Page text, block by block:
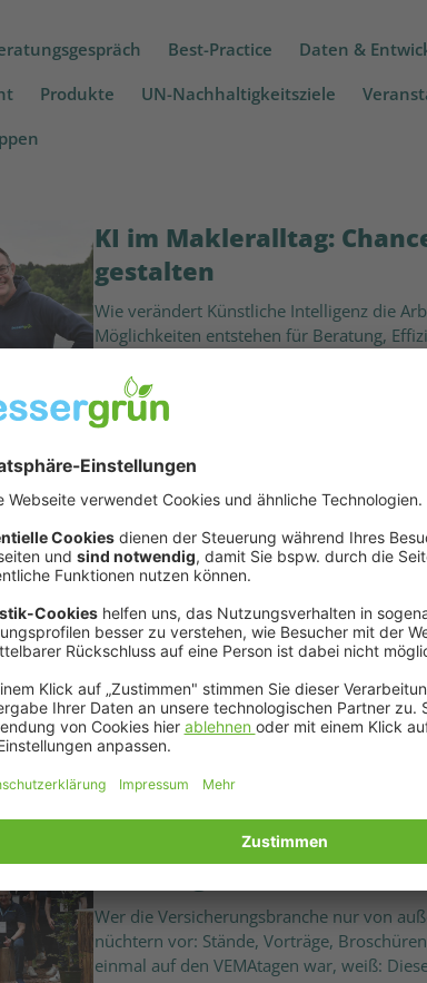
Best-Practice Daten &
Produkte UN-Nachhaltigkeitsziele
KI im Makleralltag:
gestalten
Wie verändert Künstliche Intelligenz die
Möglichkeiten entstehen für Beratung,
es, KI nicht nur als Trend zu betrachten,
09:1816. Juli
Nachklang – der
Nachhaltigkeit beginnt
...denn nur wer Verantwortung für sich
übernimmt, kann Zukunft nachhaltig
Ex-Profifußballer Uli Borowka über Sucht,
08:002. Juli2026
Vom Messestand zum
Wer die Versicherungsbranche nur von
nüchtern vor: Stände, Vorträge,
einmal auf den VEMAtagen war, weiß: